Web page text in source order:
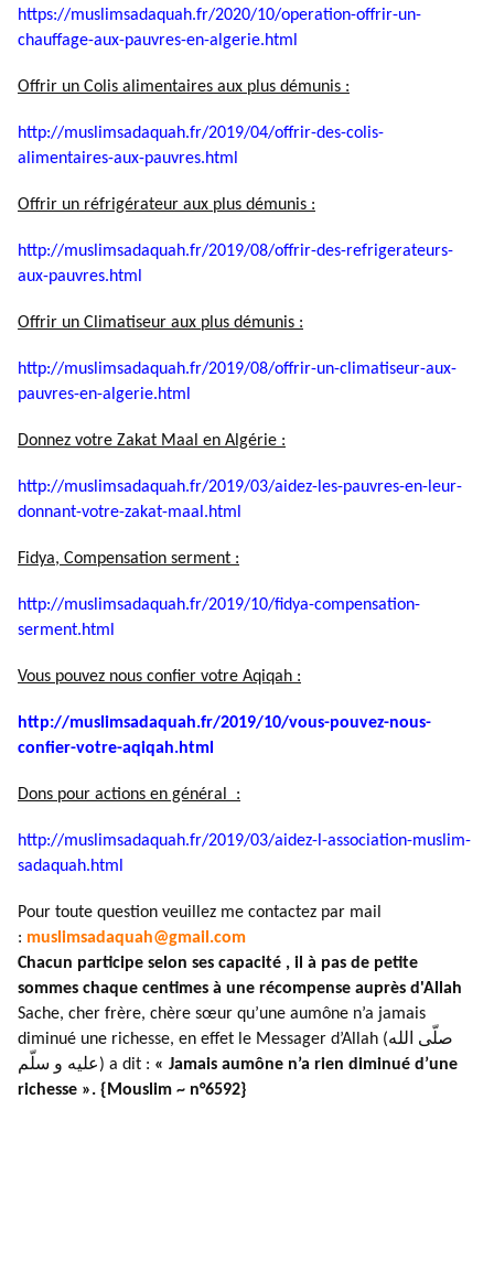
https://muslimsadaquah.fr/2020/10/operation-offrir-un-
chauffage-aux-pauvres-en-algerie.html
Offrir un Colis alimentaires aux plus démunis :
http://muslimsadaquah.fr/2019/04/offrir-des-colis-
alimentaires-aux-pauvres.html
Offrir un réfrigérateur aux plus démunis :
http://muslimsadaquah.fr/2019/08/offrir-des-refrigerateurs-
aux-pauvres.html
Offrir un Climatiseur aux plus démunis :
http://muslimsadaquah.fr/2019/08/offrir-un-climatiseur-aux-
pauvres-en-algerie.html
Donnez votre Zakat Maal en Algérie :
http://muslimsadaquah.fr/2019/03/aidez-les-pauvres-en-leur-
donnant-votre-zakat-maal.html
Fidya, Compensation serment :
http://muslimsadaquah.fr/2019/10/fidya-compensation-
serment.html
Vous pouvez nous confier votre Aqiqah :
http://muslimsadaquah.fr/2019/10/vous-pouvez-nous-
confier-votre-aqiqah.html
Dons pour actions en général :
http://muslimsadaquah.fr/2019/03/aidez-l-association-muslim-
sadaquah.html
Pour toute question veuillez me contactez par mail
: muslimsadaquah@gmail.com
Chacun participe selon ses capacité , il à pas de petite
sommes chaque centimes à une récompense auprès d'Allah
Sache, cher frère, chère sœur qu’une aumône n’a jamais
diminué une richesse, en effet le Messager d’Allah (صلّى الله
عليه و سلّم) a dit : « Jamais aumône n’a rien diminué d’une
richesse ». {Mouslim ~ n°6592}